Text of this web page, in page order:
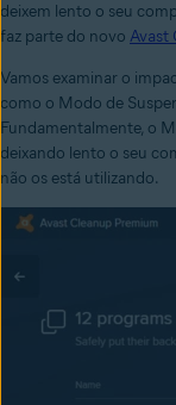
deixem lento o seu
faz parte do novo Avast
Vamos examinar o
como o Modo de
Fundamentalmente, o
deixando lento o seu
não os está utilizando.